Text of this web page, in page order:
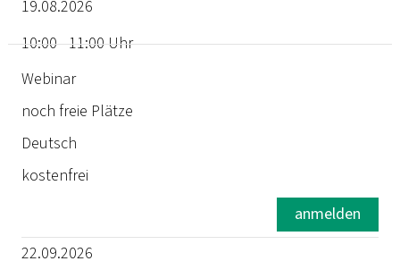
Termin
Dauer
Ort
Sprache
19.08.2026
10:00 - 11:00 Uhr
Webinar
noch freie Plätze
Deutsch
kostenfrei
anmelden
22.09.2026